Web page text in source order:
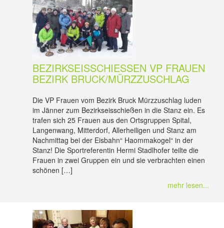
BEZIRKSEISSCHIESSEN VP FRAUEN B
EZIRK BRUCK/MÜRZZUSCHLAG
Die VP Frauen vom Bezirk Bruck Mürzzuschlag luden
im Jänner zum Bezirkseisschießen in die Stanz ein. Es
trafen sich 25 Frauen aus den Ortsgruppen Spital,
Langenwang, Mitterdorf, Allerheiligen und Stanz am
Nachmittag bei der Eisbahn“ Haommakogel“ in der
Stanz! Die Sportreferentin Hermi Stadlhofer teilte die
Frauen in zwei Gruppen ein und sie verbrachten einen
schönen […]
mehr lesen...